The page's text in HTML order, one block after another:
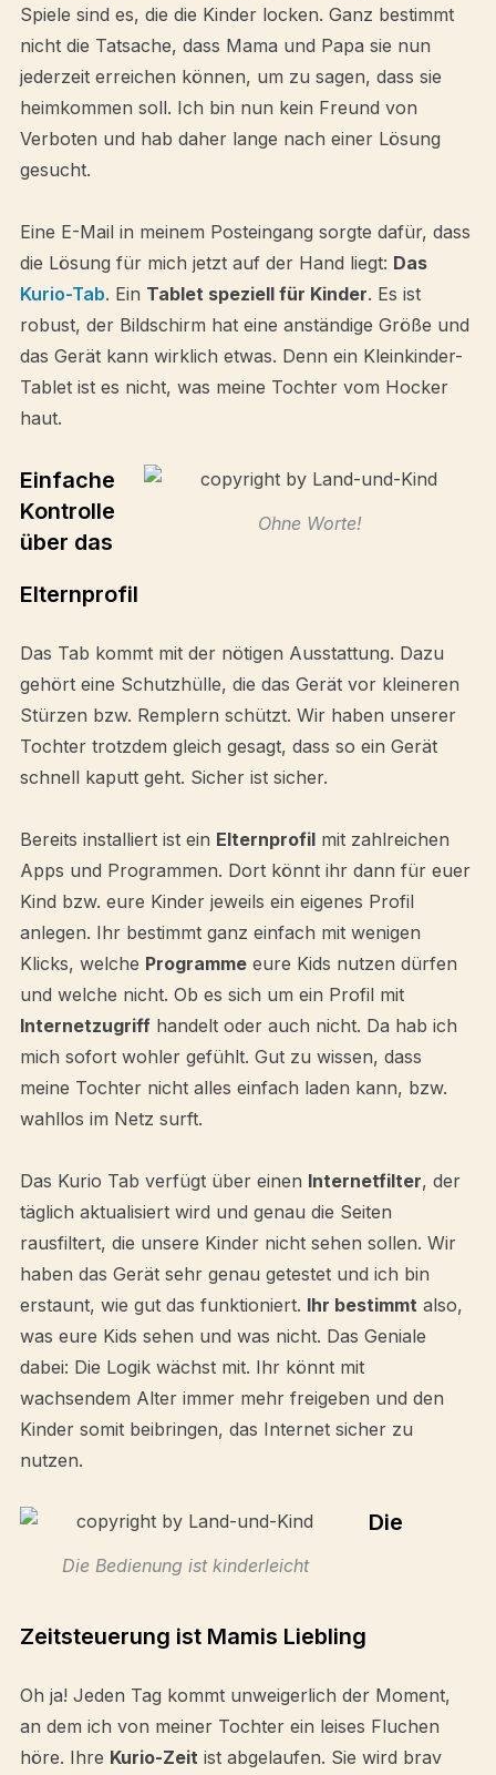
Spiele sind es, die die Kinder locken. Ganz bestimmt
nicht die Tatsache, dass Mama und Papa sie nun
jederzeit erreichen können, um zu sagen, dass sie
heimkommen soll. Ich bin nun kein Freund von
Verboten und hab daher lange nach einer Lösung
gesucht.
Eine E-Mail in meinem Posteingang sorgte dafür, dass
die Lösung für mich jetzt auf der Hand liegt: Das
Kurio-Tab. Ein Tablet speziell für Kinder. Es ist
robust, der Bildschirm hat eine anständige Größe und
das Gerät kann wirklich etwas. Denn ein Kleinkinder-
Tablet ist es nicht, was meine Tochter vom Hocker
haut.
Ohne Worte!
Einfache
Kontrolle
über das
Elternprofil
Das Tab kommt mit der nötigen Ausstattung. Dazu
gehört eine Schutzhülle, die das Gerät vor kleineren
Stürzen bzw. Remplern schützt. Wir haben unserer
Tochter trotzdem gleich gesagt, dass so ein Gerät
schnell kaputt geht. Sicher ist sicher.
Bereits installiert ist ein Elternprofilmit zahlreichen
Apps und Programmen. Dort könnt ihr dann für euer
Kind bzw. eure Kinder jeweils ein eigenes Profil
anlegen. Ihr bestimmt ganz einfach mit wenigen
Klicks, welche Programmeeure Kids nutzen dürfen
und welche nicht. Ob es sich um ein Profil mit
Internetzugriffhandelt oder auch nicht. Da hab ich
mich sofort wohler gefühlt. Gut zu wissen, dass
meine Tochter nicht alles einfach laden kann, bzw.
wahllos im Netz surft.
Das Kurio Tab verfügt über einen Internetfilter, der
täglich aktualisiert wird und genau die Seiten
rausfiltert, die unsere Kinder nicht sehen sollen. Wir
haben das Gerät sehr genau getestet und ich bin
erstaunt, wie gut das funktioniert. Ihr bestimmt also,
was eure Kids sehen und was nicht. Das Geniale
dabei: Die Logik wächst mit. Ihr könnt mit
wachsendem Alter immer mehr freigeben und den
Kinder somit beibringen, das Internet sicher zu
nutzen.
Die Bedienung ist kinderleicht
Die
Zeitsteuerung ist Mamis Liebling
Oh ja! Jeden Tag kommt unweigerlich der Moment,
an dem ich von meiner Tochter ein leises Fluchen
höre. Ihre Kurio-Zeit ist abgelaufen. Sie wird brav